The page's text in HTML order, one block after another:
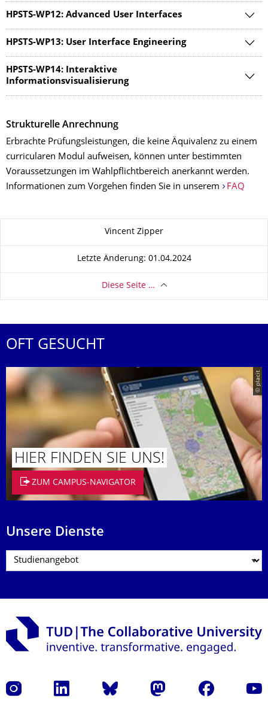
HPSTS-WP12: Advanced User Interfaces
HPSTS-WP13: User Interface Engineering
HPSTS-WP14: Interaktive
Informationsvisualisierung
Strukturelle Anrechnung
Erbrachte Prüfungsleistungen, die keine Äquivalenz zu einem
curricularen Modul aufweisen, können unter bestimmten
Voraussetzungen im Wahlpflichtbereich anerkannt werden.
Informationen zum Vorgehen finden Sie in unserem
FAQ
Vincent Zipper
Letzte Änderung: 01.04.2024
Diese Seite …
OFT GESUCHT
© placit
HIER FINDEN SIE UNS!
ZUM CAMPUS-NAVIGATOR
Unsere Dienste
Instagram LinkedIn Bluesky Mastodon Facebook